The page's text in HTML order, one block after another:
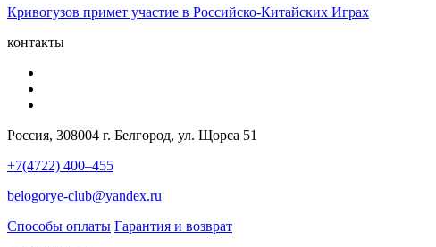
Кривогузов примет участие в Российско-Китайских Играх
контакты
Россия, 308004 г. Белгород, ул. Щорса 51
+7(4722) 400–455
belogorye-club@yandex.ru
Способы оплаты Гарантия и возврат